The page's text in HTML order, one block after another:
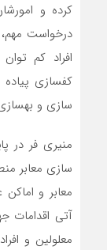
کرده و
درخواست
افراد کم
کفسازی
سازی و
منیری فر در
سازی معابر
معابر و
آتی اقدامات
معلولین و